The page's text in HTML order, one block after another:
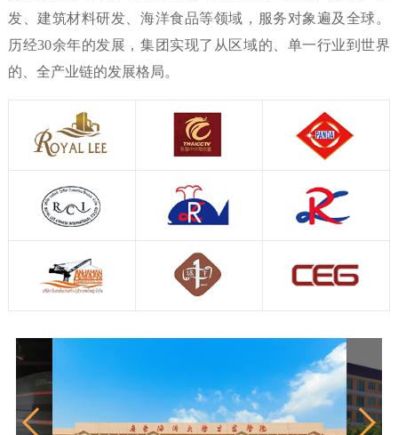
发、建筑材料研发、海洋食品等领域，服务对象遍及全球。
历经30余年的发展，集团实现了从区域的、单一行业到世界
的、全产业链的发展格局。